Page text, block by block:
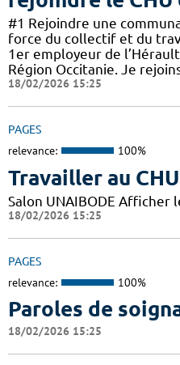
#1 Rejoindre une
force du collectif et du
1er employeur de
Région Occitanie. Je
18/02/2026 15:25
PAGES
relevance: 100%
Travailler au
Salon UNAIBODE Afficher
18/02/2026 15:25
PAGES
relevance: 100%
Paroles de
18/02/2026 15:25